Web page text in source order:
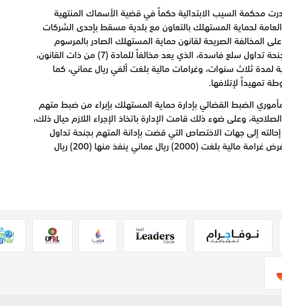
محكمة السيب الابتدائية حكماً في قضية الأسماك المنتهية
العامة لحماية المستهلك بالتعاون مع بلدية مسقط بإحدى الشركات
المخالفة الصريحة لقانون حماية المستهلك الصادر بالمرسوم
السلطاني رقم (66/2014م)، بجنحة تداول سلع فاسدة، الذي يعد مخالفاً للمادة (7) من ذات القانون،
ثلاث سنوات، وغرامات مالية بلغت ألفي ريال عماني، كما
تمهيداً لإتلافها.
الضبط القضائي بإدارة حماية المستهلك بإبراء من ضبط متهم
وعلى ضوء ذلك قامت الإدارة باتخاذ الإجراء اللازم حيال ذلك،
إلى جهات الاختصاص التي قضت بإدانة المتهم بجنحة تداول
سلعة فاسدة لا يجوز تداولها وفرض غرامة مالية بلغت (2000) ريال عماني ينفذ منها (200) ريال